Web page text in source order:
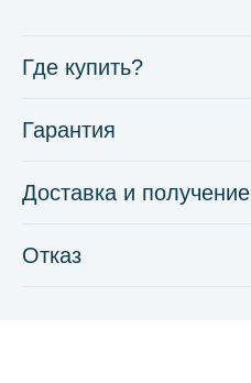
Где купить?
Гарантия
Доставка и получение
Отказ